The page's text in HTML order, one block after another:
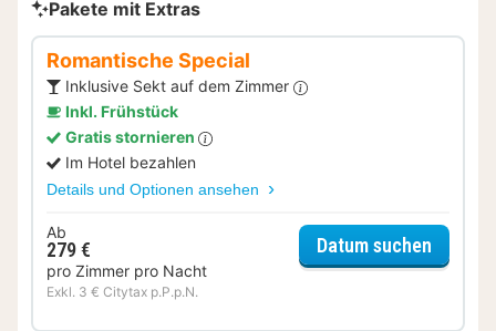
Pakete mit Extras
Romantische Special
Inklusive Sekt auf dem Zimmer
Inkl. Frühstück
Gratis stornieren
Im Hotel bezahlen
Details und Optionen ansehen
Ab
279 €
pro Zimmer pro Nacht
Exkl. 3 € Citytax p.P.p.N.
Datum suchen